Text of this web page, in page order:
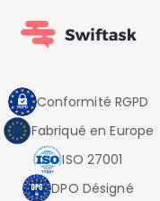
Conformité RGPD
Fabriqué en Europe
ISO 27001
DPO Désigné